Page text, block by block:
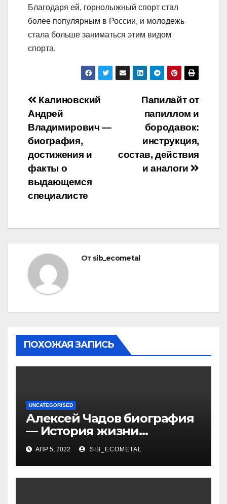
Благодаря ей, горнолыжный спорт стал
более популярным в России, и молодежь
стала больше заниматься этим видом
спорта.
Навигация
по
записям
Папилайт от
папиллом и
бородавок:
инструкция,
состав, действия
и аналоги
Калиновский
Андрей
Владимирович —
биография,
достижения и
факты о
выдающемся
специалисте
От sib_ecometal
ПОХОЖАЯ ЗАПИСЬ
UNCATEGORISED
Алексей Чадов биография
— История жизни
российского актера
АПР 5, 2022 SIB_ECOMETAL